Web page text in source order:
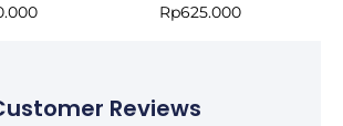
Rp625.000
Reviews